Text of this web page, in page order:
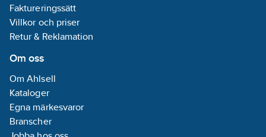
Faktureringssätt
Villkor och priser
Retur & Reklamation
Om oss
Om Ahlsell
Kataloger
Egna märkesvaror
Branscher